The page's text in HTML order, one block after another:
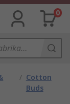
0
/ Cotton
Buds